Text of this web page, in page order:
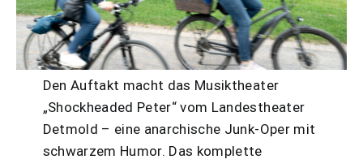
Den Auftakt macht das Musiktheater
„Shockheaded Peter“ vom Landestheater
Detmold – eine anarchische Junk-Oper mit
schwarzem Humor. Das komplette